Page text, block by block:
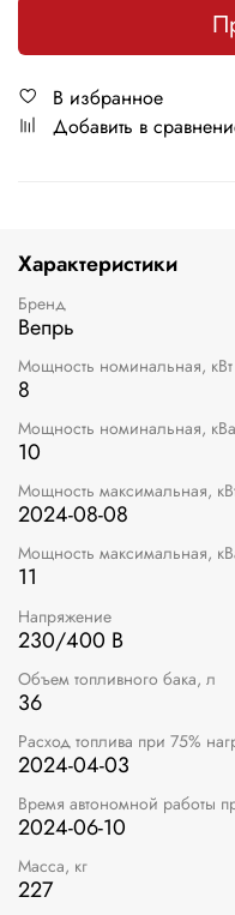
В избранное
Добавить в
Характеристики
Бренд
Вепрь
Мощность номинальная, кВт
8
Мощность номинальная, кВа
10
Мощность максимальная,
2024-08-08
Мощность максимальная,
11
Напряжение
230/400 В
Объем топливного бака, л
36
Расход топлива при 75%
2024-04-03
Время автономной работы
2024-06-10
Масса, кг
227